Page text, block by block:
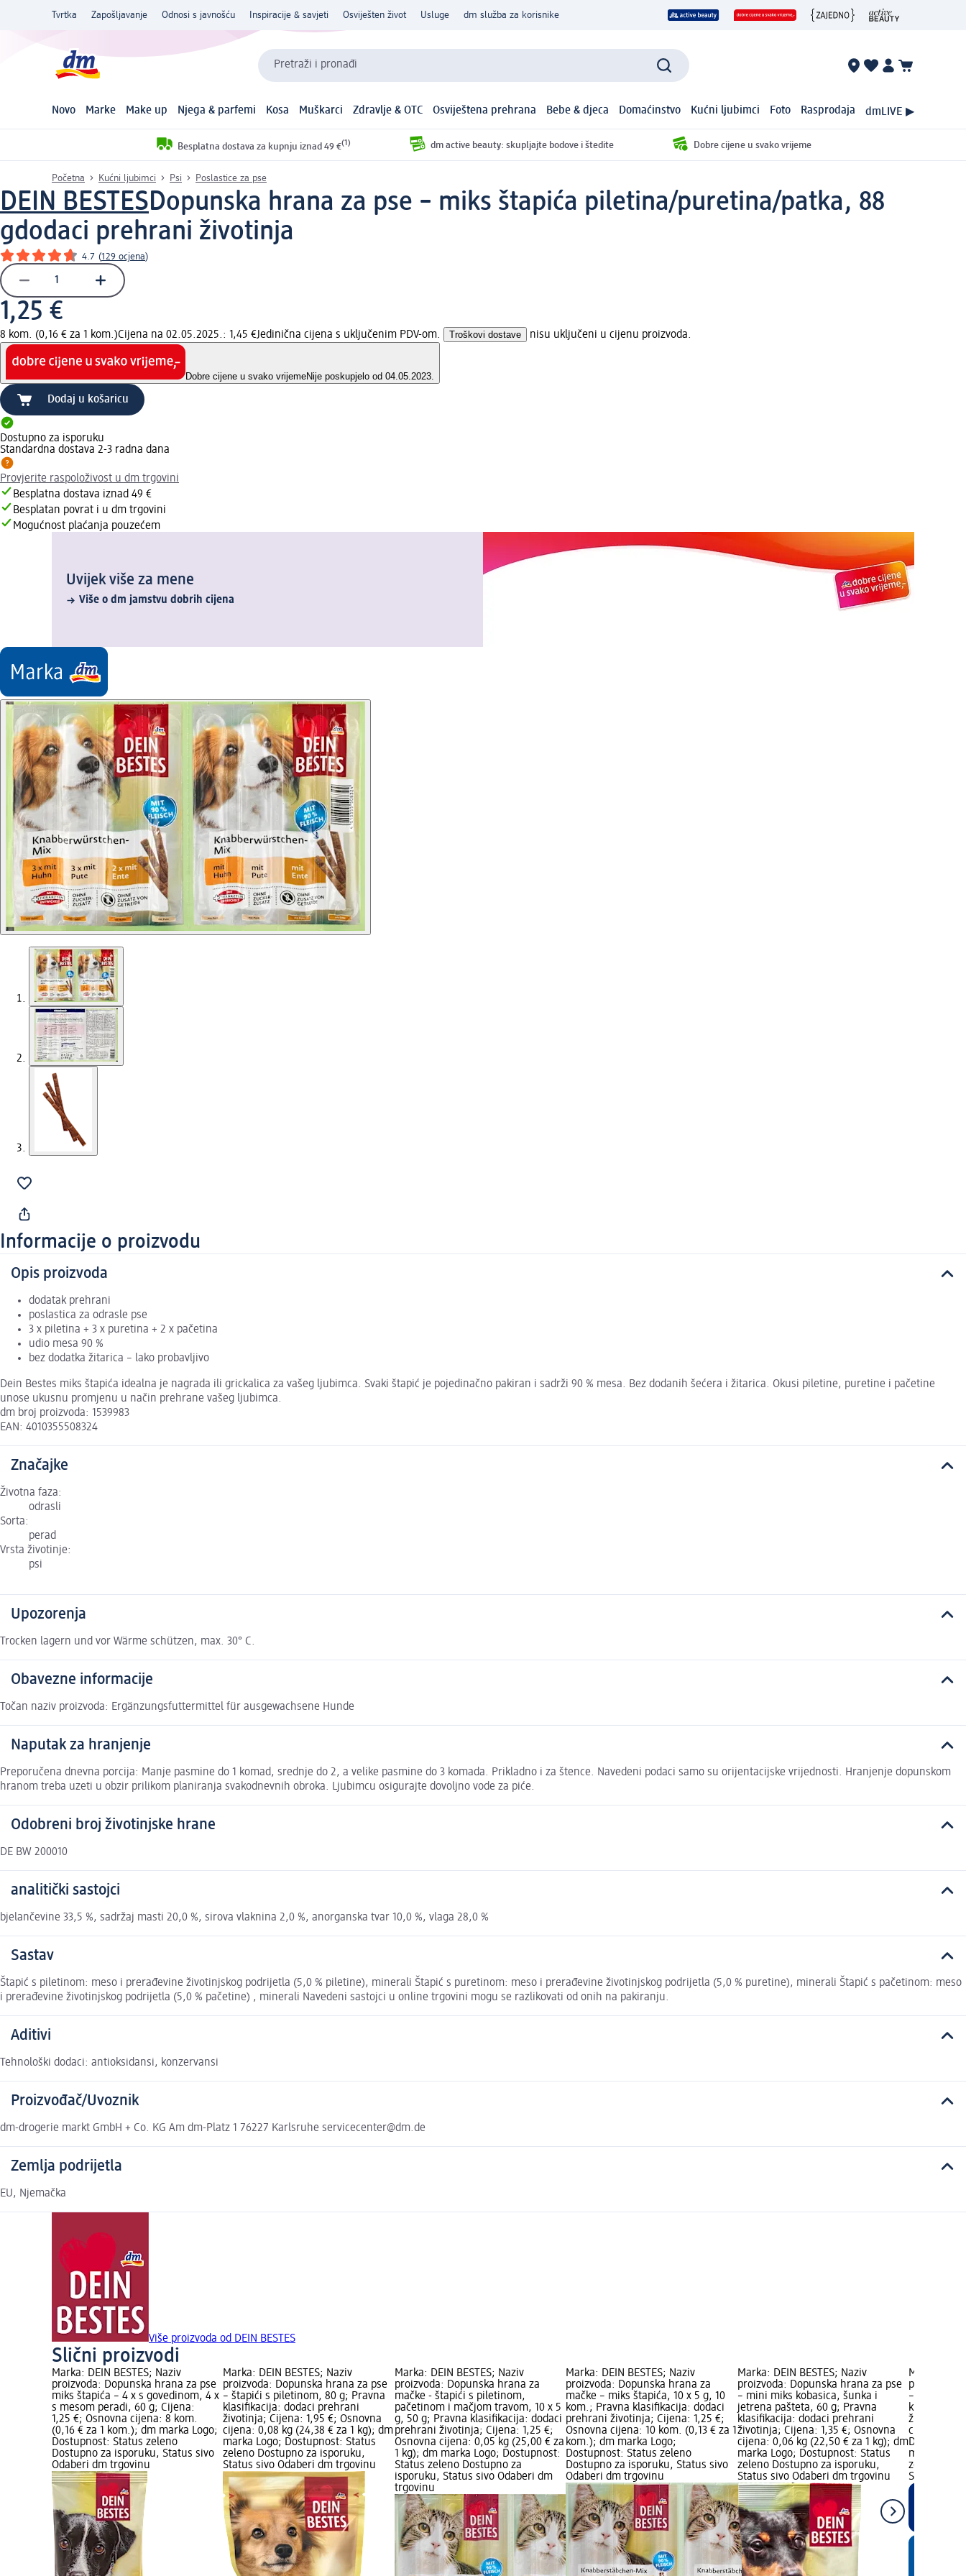
Tvrtka Zapošljavanje Odnosi s javnošću Inspiracije & savjeti Osviješten život Usluge dm služba za korisnike
Pretraži i pronađi
Novo Marke Make up Njega & parfemi Kosa Muškarci Zdravlje & OTC Osviještena prehrana Bebe & djeca Domaćinstvo Kućni ljubimci Foto Rasprodaja dmLIVE ▶
Besplatna dostava za kupnju iznad 49 €(1) dm active beauty: skupljajte bodove i štedite Dobre cijene u svako vrijeme
Početna Kućni ljubimci Psi Poslastice za pse
DEIN BESTESDopunska hrana za pse – miks štapića piletina/puretina/patka, 88
gdodaci prehrani životinja
4.7 (129 ocjena)
1,25 €
8 kom. (0,16 € za 1 kom.)Cijena na 02.05.2025.: 1,45 €Jedinična cijena s uključenim PDV-om. Troškovi dostave nisu uključeni u cijenu proizvoda.
Dobre cijene u svako vrijemeNije poskupjelo od 04.05.2023.
Dodaj u košaricu
Dostupno za isporuku
Standardna dostava 2-3 radna dana
Provjerite raspoloživost u dm trgovini
Besplatna dostava iznad 49 €
Besplatan povrat i u dm trgovini
Mogućnost plaćanja pouzećem
Uvijek više za mene
Više o dm jamstvu dobrih cijena
Informacije o proizvodu
Opis proizvoda
dodatak prehrani
poslastica za odrasle pse
3 x piletina + 3 x puretina + 2 x pačetina
udio mesa 90 %
bez dodatka žitarica – lako probavljivo
Dein Bestes miks štapića idealna je nagrada ili grickalica za vašeg ljubimca. Svaki štapić je pojedinačno pakiran i sadrži 90 % mesa. Bez dodanih šećera i žitarica. Okusi piletine, puretine i pačetine
unose ukusnu promjenu u način prehrane vašeg ljubimca.
dm broj proizvoda: 1539983
EAN: 4010355508324
Značajke
Životna faza:
odrasli
Sorta:
perad
Vrsta životinje:
psi
Upozorenja
Trocken lagern und vor Wärme schützen, max. 30° C.
Obavezne informacije
Točan naziv proizvoda: Ergänzungsfuttermittel für ausgewachsene Hunde
Naputak za hranjenje
Preporučena dnevna porcija: Manje pasmine do 1 komad, srednje do 2, a velike pasmine do 3 komada. Prikladno i za štence. Navedeni podaci samo su orijentacijske vrijednosti. Hranjenje dopunskom
hranom treba uzeti u obzir prilikom planiranja svakodnevnih obroka. Ljubimcu osigurajte dovoljno vode za piće.
Odobreni broj životinjske hrane
DE BW 200010
analitički sastojci
bjelančevine 33,5 %, sadržaj masti 20,0 %, sirova vlaknina 2,0 %, anorganska tvar 10,0 %, vlaga 28,0 %
Sastav
Štapić s piletinom: meso i prerađevine životinjskog podrijetla (5,0 % piletine), minerali Štapić s puretinom: meso i prerađevine životinjskog podrijetla (5,0 % puretine), minerali Štapić s pačetinom: meso
i prerađevine životinjskog podrijetla (5,0 % pačetine) , minerali Navedeni sastojci u online trgovini mogu se razlikovati od onih na pakiranju.
Aditivi
Tehnološki dodaci: antioksidansi, konzervansi
Proizvođač/Uvoznik
dm-drogerie markt GmbH + Co. KG Am dm-Platz 1 76227 Karlsruhe servicecenter@dm.de
Zemlja podrijetla
EU, Njemačka
Više proizvoda od DEIN BESTES
Slični proizvodi
Marka: DEIN BESTES; Naziv
proizvoda: Dopunska hrana za pse
miks štapića – 4 x s govedinom, 4 x
s mesom peradi, 60 g; Cijena:
1,25 €; Osnovna cijena: 8 kom.
(0,16 € za 1 kom.); dm marka Logo;
Dostupnost: Status zeleno
Dostupno za isporuku, Status sivo
Odaberi dm trgovinu
Marka: DEIN BESTES; Naziv
proizvoda: Dopunska hrana za pse
– štapići s piletinom, 80 g; Pravna
klasifikacija: dodaci prehrani
životinja; Cijena: 1,95 €; Osnovna
cijena: 0,08 kg (24,38 € za 1 kg); dm
marka Logo; Dostupnost: Status
zeleno Dostupno za isporuku,
Status sivo Odaberi dm trgovinu
Marka: DEIN BESTES; Naziv
proizvoda: Dopunska hrana za
mačke - štapići s piletinom,
pačetinom i mačjom travom, 10 x 5
g, 50 g; Pravna klasifikacija: dodaci
prehrani životinja; Cijena: 1,25 €;
Osnovna cijena: 0,05 kg (25,00 € za
1 kg); dm marka Logo; Dostupnost:
Status zeleno Dostupno za
isporuku, Status sivo Odaberi dm
trgovinu
Marka: DEIN BESTES; Naziv
proizvoda: Dopunska hrana za
mačke – miks štapića, 10 x 5 g, 10
kom.; Pravna klasifikacija: dodaci
prehrani životinja; Cijena: 1,25 €;
Osnovna cijena: 10 kom. (0,13 € za 1
kom.); dm marka Logo;
Dostupnost: Status zeleno
Dostupno za isporuku, Status sivo
Odaberi dm trgovinu
Marka: DEIN BESTES; Naziv
proizvoda: Dopunska hrana za pse
– mini miks kobasica, šunka i
jetrena pašteta, 60 g; Pravna
klasifikacija: dodaci prehrani
životinja; Cijena: 1,35 €; Osnovna
cijena: 0,06 kg (22,50 € za 1 kg); dm
marka Logo; Dostupnost: Status
zeleno Dostupno za isporuku,
Status sivo Odaberi dm trgovinu
Marka:
proizvoda:
– štapići s
životinja;
cijena:
Dostupno
marka
zeleno
Status